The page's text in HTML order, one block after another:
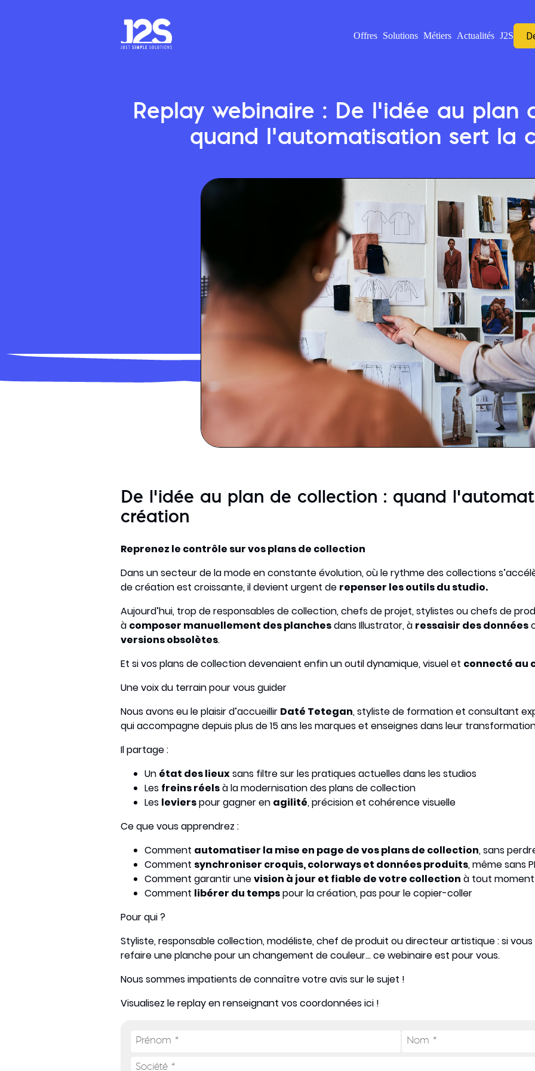
Offres Solutions Métiers Actualités J2S
Replay webinaire : De l’idée au plan
quand l’automatisation sert la
De l’idée au plan de collection : quand
création
Reprenez le contrôle sur vos plans de collection
Dans un secteur de la mode en constante évolution, où le rythme des collections
de création est croissante, il devient urgent de repenser les outils du studio.
Aujourd’hui, trop de responsables de collection, chefs de projet, stylistes ou chefs de
à composer manuellement des planchesdans Illustrator, à ressaisir des données
versions obsolètes.
Et si vos plans de collection devenaient enfin un outil dynamique, visuel et connecté au
Une voix du terrain pour vous guider
Nous avons eu le plaisir d’accueillir Daté Tetegan, styliste de formation et consultant
qui accompagne depuis plus de 15 ans les marques et enseignes dans leur
Il partage :
Un état des lieuxsans filtre sur les pratiques actuelles dans les studios
Les freins réelsà la modernisation des plans de collection
Les levierspour gagner en agilité, précision et cohérence visuelle
Ce que vous apprendrez :
Comment automatiser la mise en page de vos plans de collection, sans
Comment synchroniser croquis, colorways et données produits, même sans
Comment garantir unevision à jour et fiable de votre collection à tout moment
Comment libérer du tempspour la création, pas pour le copier-coller
Pour qui ?
Styliste, responsable collection, modéliste, chef de produit ou directeur artistique : si
refaire une planche pour un changement de couleur… ce webinaire est pour vous.
Nous sommes impatients de connaître votre avis sur le sujet !
Visualisez le replay en renseignant vos coordonnées ici !